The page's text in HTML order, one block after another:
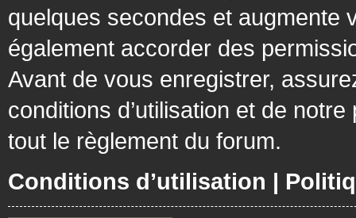
quelques secondes et augmente
également accorder des
Avant de vous enregistrer,
conditions d’utilisation et de
tout le règlement du forum.
Conditions d’utilisation |